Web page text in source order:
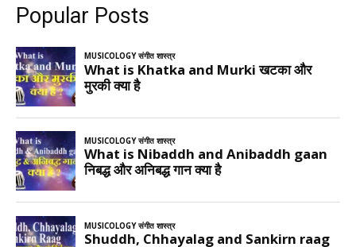
Popular Posts